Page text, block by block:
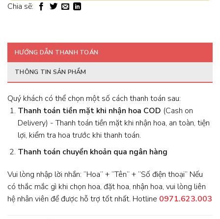
Chia sẽ:
HƯỚNG DẪN THANH TOÁN
THÔNG TIN SẢN PHẨM
Quý khách có thể chọn một số cách thanh toán sau:
Thanh toán tiền mặt khi nhận hoa COD (Cash on
Delivery) - Thanh toán tiền mặt khi nhận hoa, an toàn, tiện
lợi, kiểm tra hoa trước khi thanh toán.
Thanh toán chuyển khoản qua ngân hàng
Vui lòng nhập lời nhắn: “Hoa” + “Tên” + “Số điện thoại” Nếu
có thắc mắc gì khi chọn hoa, đặt hoa, nhận hoa, vui lòng liên
hệ nhân viên để được hỗ trợ tốt nhất. Hotline 0971.623.003